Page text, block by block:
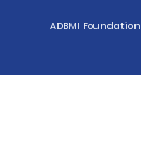
ADBMI Foundation